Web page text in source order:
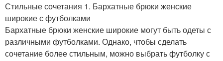
Стильные сочетания 1. Бархатные брюки женские
широкие с футболками
Бархатные брюки женские широкие могут быть одеты с
различными футболками. Однако, чтобы сделать
сочетание более стильным, можно выбрать футболку с